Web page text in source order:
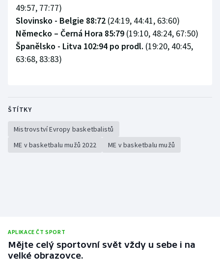
49:57, 77:77)
Slovinsko - Belgie 88:72 (24:19, 44:41, 63:60)
Německo – Černá Hora 85:79 (19:10, 48:24, 67:50)
Španělsko - Litva 102:94 po prodl. (19:20, 40:45,
63:68, 83:83)
ŠTÍTKY
Mistrovství Evropy basketbalistů
ME v basketbalu mužů 2022
ME v basketbalu mužů
APLIKACE ČT SPORT
Mějte celý sportovní svět vždy u sebe i na
velké obrazovce.